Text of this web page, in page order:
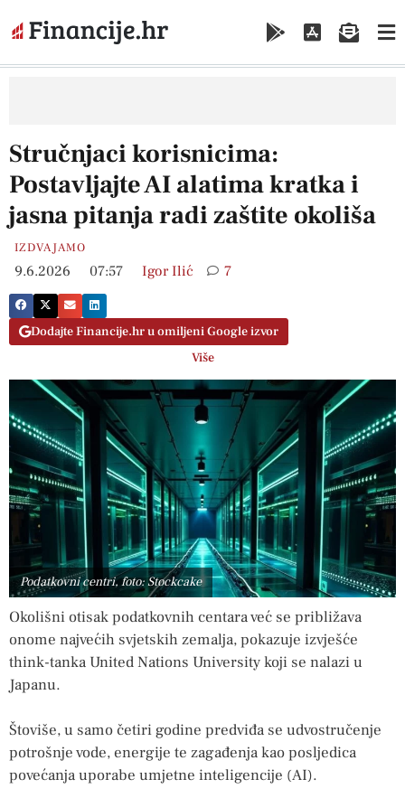
Stručnjaci korisnicima:
Postavljajte AI alatima kratka i
jasna pitanja radi zaštite okoliša
IZDVAJAMO
9.6.2026 07:57 Igor Ilić 7
Dodajte Financije.hr u omiljeni Google izvor
Više
Podatkovni centri, foto: Stockcake
Okolišni otisak podatkovnih centara već se približava
onome najvećih svjetskih zemalja, pokazuje izvješće
think-tanka United Nations University koji se nalazi u
Japanu.
Štoviše, u samo četiri godine predviđa se udvostručenje
potrošnje vode, energije te zagađenja kao posljedica
povećanja uporabe umjetne inteligencije (AI).